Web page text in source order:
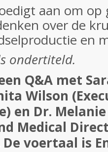
aan om op
over de
en
ondertiteld.
Q&A met
Wilson
en Dr. Melanie
Medical
voertaal is